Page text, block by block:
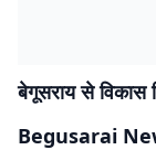
बेगूसराय से विकास
Begusarai